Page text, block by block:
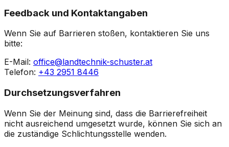
Feedback und Kontaktangaben
Wenn Sie auf Barrieren stoßen, kontaktieren Sie uns
bitte:
E-Mail: office@landtechnik-schuster.at
Telefon: +43 2951 8446
Durchsetzungsverfahren
Wenn Sie der Meinung sind, dass die Barrierefreiheit
nicht ausreichend umgesetzt wurde, können Sie sich an
die zuständige Schlichtungsstelle wenden.